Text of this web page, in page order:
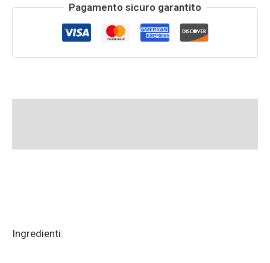
Pagamento sicuro garantito
Ingredienti: